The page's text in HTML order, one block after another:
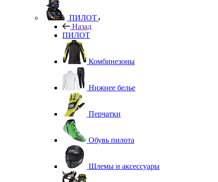
ПИЛОТ
Назад
ПИЛОТ
Комбинезоны
Нижнее белье
Перчатки
Обувь пилота
Шлемы и аксессуары